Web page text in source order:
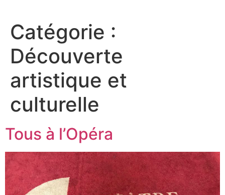
contenu
Catégorie :
Découverte
artistique et
culturelle
Tous à l’Opéra